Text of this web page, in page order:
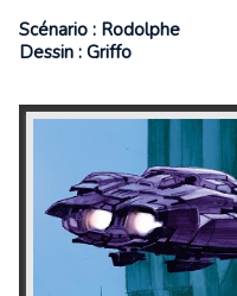
Scénario : Rodolphe
Dessin : Griffo